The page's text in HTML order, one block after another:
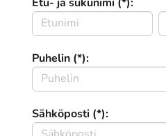
Etu- ja sukunimi (*):
Puhelin (*):
Sähköposti (*):